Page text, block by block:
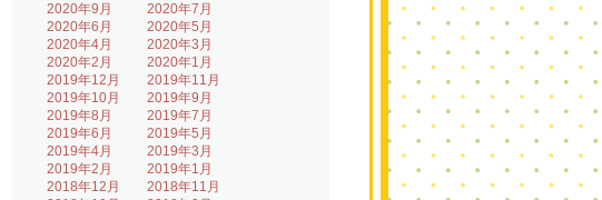
2020年9月
2020年7月
2020年6月
2020年5月
2020年4月
2020年3月
2020年2月
2020年1月
2019年12月
2019年11月
2019年10月
2019年9月
2019年8月
2019年7月
2019年6月
2019年5月
2019年4月
2019年3月
2019年2月
2019年1月
2018年12月
2018年11月